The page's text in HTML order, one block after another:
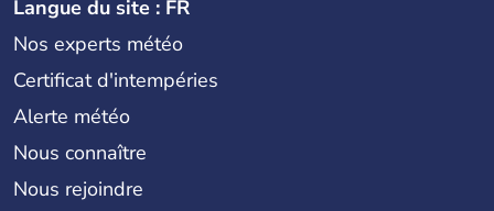
Langue du site : FR
Nos experts météo
Certificat d'intempéries
Alerte météo
Nous connaître
Nous rejoindre